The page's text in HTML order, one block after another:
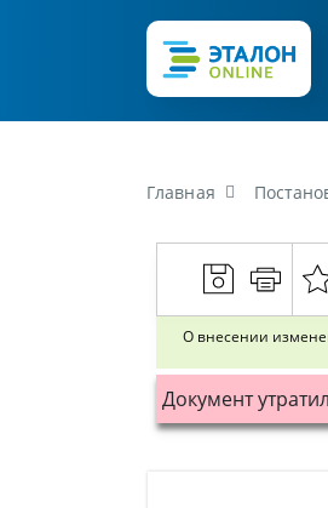
Главная
О внесении
Документ